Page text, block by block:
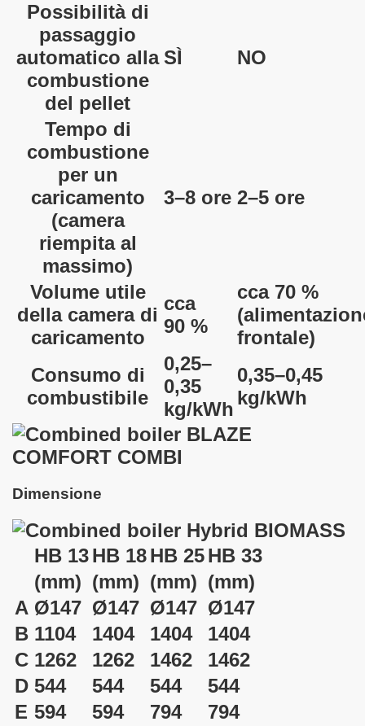
Possibilità di
passaggio
automatico alla
combustione
del pellet
SÌ NO
Tempo di
combustione
per un
caricamento
(camera
riempita al
massimo)
3–8 ore 2–5 ore
Volume utile
della camera di
caricamento
cca
90 %
cca 70 %
frontale)
Consumo di
combustibile
0,25–
0,35
kg/kWh
0,35–0,45
kg/kWh
Dimensione
HB 13HB 18HB 25HB 33
(mm) (mm) (mm) (mm)
A Ø147 Ø147 Ø147 Ø147
B 1104 1404 1404
1404
C 1262 1262 1462
1462
D 544 544 544
544
E 594 594 794
794